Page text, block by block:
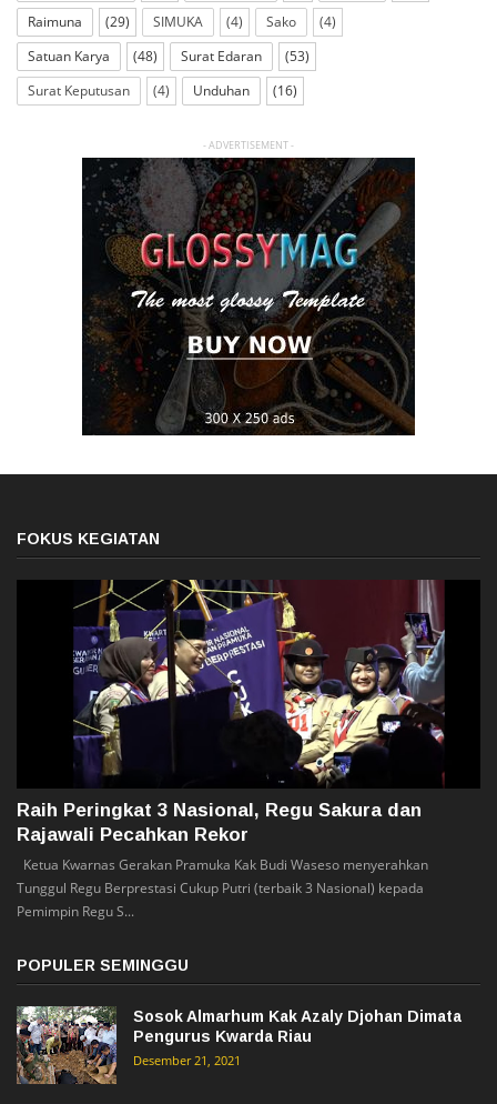
Raimuna
(29) SIMUKA (4) Sako
(4)
Satuan Karya
(48) Surat Edaran
(53)
Surat Keputusan
(4) Unduhan (16)
- ADVERTISEMENT -
FOKUS KEGIATAN
Raih Peringkat 3 Nasional, Regu Sakura dan
Rajawali Pecahkan Rekor
Ketua Kwarnas Gerakan Pramuka Kak Budi Waseso menyerahkan
Tunggul Regu Berprestasi Cukup Putri (terbaik 3 Nasional) kepada
Pemimpin Regu S...
POPULER SEMINGGU
Sosok Almarhum Kak Azaly Djohan Dimata
Pengurus Kwarda Riau
Desember 21, 2021